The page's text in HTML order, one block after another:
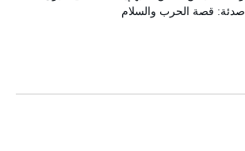
صدئة: قصة الحرب والسلام